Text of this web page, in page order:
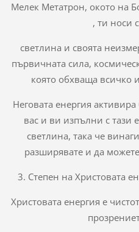
Мелек Метатрон, окото на
, ти носи
светлина и своята
първичната сила,
която обхваща всичко
Неговата енергия
вас и ви изпълни с тази
светлина, така че
разширявате и да
3. Степен на Христовата
Христовата енергия е